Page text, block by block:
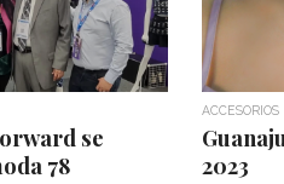
se
78
ACCESORIOS
2023